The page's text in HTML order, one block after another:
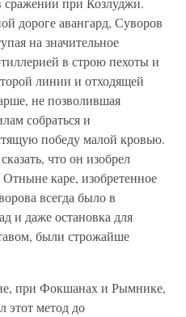
дороге авангард, Суворов
на значительное
в строю пехоты и
линии и отходящей
не позволившая
собраться и
победу малой кровью.
что он изобрел
каре, изобретенное
всегда было в
и даже остановка для
были строжайше
при Фокшанах и Рымнике,
этот метод до